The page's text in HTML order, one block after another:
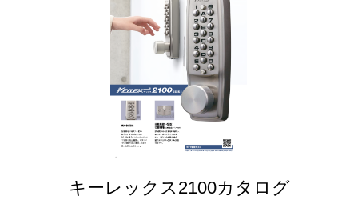
キーレックス2100カタログ